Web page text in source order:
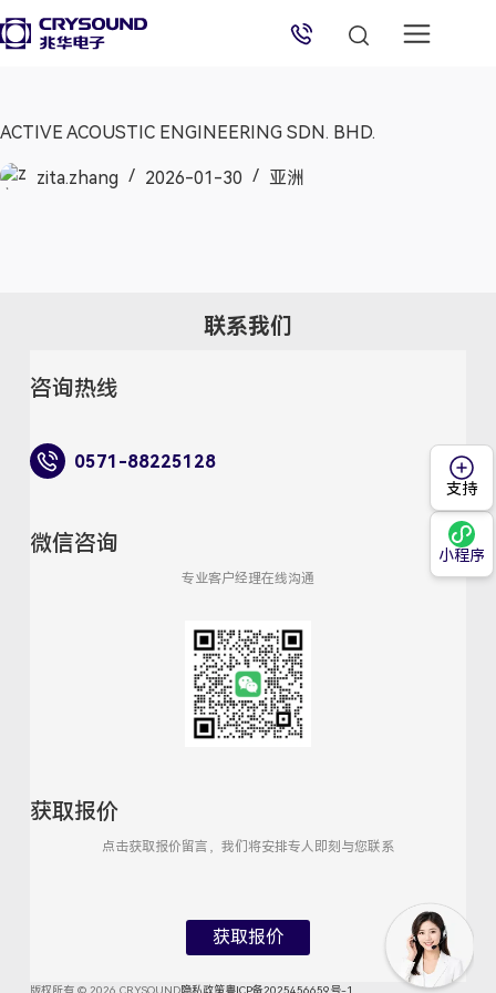
ACTIVE ACOUSTIC ENGINEERING SDN. BHD.
zita.zhang 2026-01-30 亚洲
联系我们
咨询热线
0571-88225128
微信咨询
专业客户经理在线沟通
获取报价
点击获取报价留言，我们将安排专人即刻与您联系
获取报价
版权所有 © 2026 CRYSOUND隐私政策粤ICP备2025456659号-1
支持
小程序